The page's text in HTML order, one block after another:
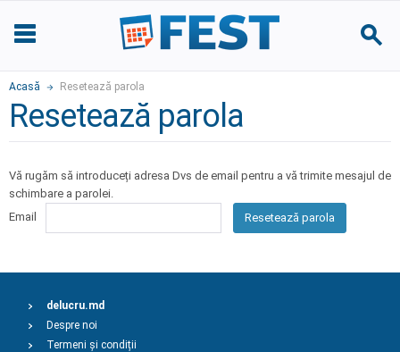
Acasă Resetează parola
Resetează parola
Vă rugăm să introduceți adresa Dvs de email pentru a vă trimite mesajul de
schimbare a parolei.
Email
Resetează parola
delucru.md
Despre noi
Termeni și condiții